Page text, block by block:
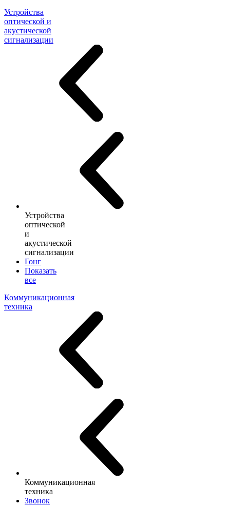
Устройства
оптической и
акустической
сигнализации
Устройства
оптической
и
акустической
сигнализации
Гонг
Показать
все
Коммуникационная
техника
Коммуникационная
техника
Звонок